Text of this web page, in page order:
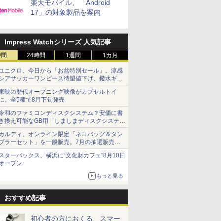
楽天モバイル、「Android
17」の対象製品を案内
Impress Watchシリーズ 人気記事
24時間 1週間 1カ月
ニクロ、今日から「お盆特別セール」。涼感
アサッカーワンピース待望値下げ、撥水ギア
ョーツは1990円に
映の歴代オープニング映像がカプセルトイ
。全5種で8月下旬発売
和のファミコンディスクシステム？安価に書
換え可能なGB用「しましまディスクシステ
」
ルディ、オンライン限定「ネコバッグ＆タン
ラーセット」を一般販売。7月の抽選販売の
選無効分
ターバックス、横浜に“文化財カフェ”8月10日
ープン
もっと見る
おすすめ記事
初心者の方におくる、スマー